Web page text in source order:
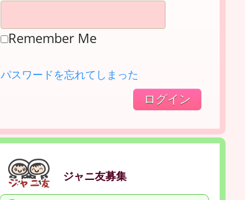
Remember Me
パスワードを忘れてしまった
ジャニ友募集